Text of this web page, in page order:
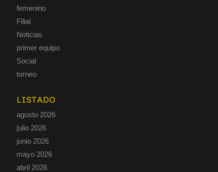
femenino
Filial
Noticias
primer equipo
Social
torneo
LISTADO
agosto 2026
julio 2026
junio 2026
mayo 2026
abril 2026